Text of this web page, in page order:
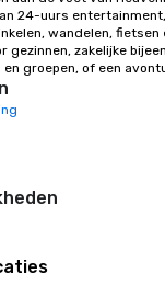
24-uurs
wandelen,
gezinnen, zakelijke
groepen, of een